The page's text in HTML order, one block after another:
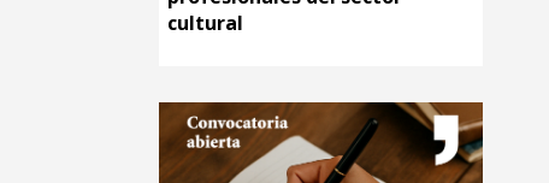
cultural